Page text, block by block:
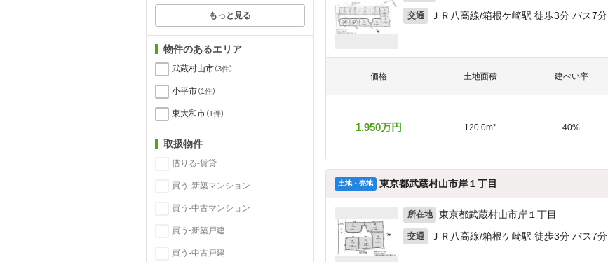
交通 ＪＲ八高線/箱根ケ崎駅 徒歩3分 バス7分
価格 土地面積 建ぺい率
1,950万円 120.0m² 40%
土地・売地 東京都武蔵村山市岸１丁目
所在地 東京都武蔵村山市岸１丁目
交通 ＪＲ八高線/箱根ケ崎駅 徒歩3分 バス7分
もっと見る
物件のあるエリア
武蔵村山市（3件）
小平市（1件）
東大和市（1件）
取扱物件
借りる-賃貸
買う-新築マンション
買う-中古マンション
買う-新築戸建
買う-中古戸建